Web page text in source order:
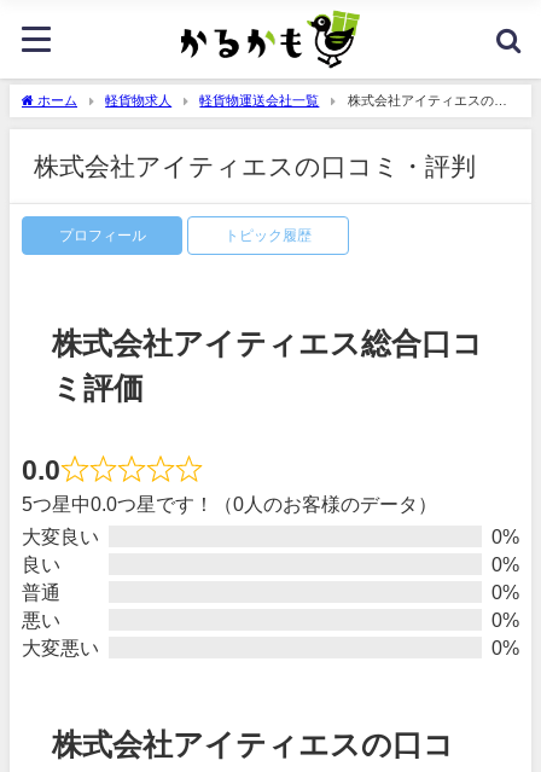
ホーム 軽貨物求人 軽貨物運送会社一覧
株式会社アイティエスの口
コミ・評判
株式会社アイティエスの口コミ・評判
プロフィール トピック履歴
株式会社アイティエス総合口コ
ミ評価
0.0
5つ星中0.0つ星です！（0人のお客様のデータ）
大変良い
0%
良い
0%
普通
0%
悪い
0%
大変悪い
0%
株式会社アイティエスの口コ